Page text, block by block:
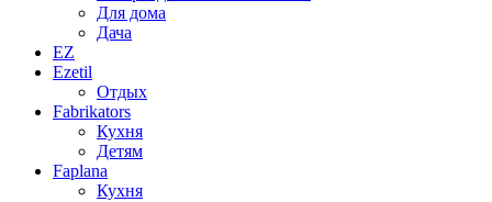
Для дома
Дача
EZ
Ezetil
Отдых
Fabrikators
Кухня
Детям
Faplana
Кухня